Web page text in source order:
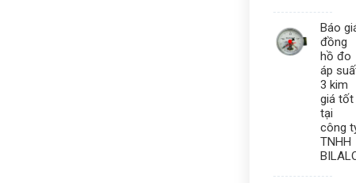
Báo
đồng
hồ đo
áp
3 kim
giá tốt
tại
công
TNHH